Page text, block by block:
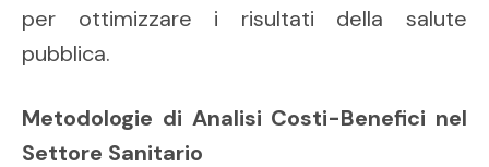
per ottimizzare i risultati della salute
pubblica.
Metodologie di Analisi Costi-Benefici nel
Settore Sanitario